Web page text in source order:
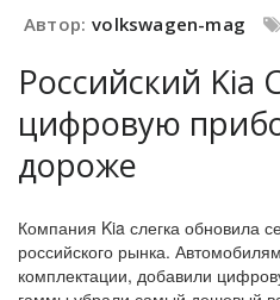
Автор: volkswagen-mag
Российский Kia
цифровую
дороже
Компания Kia слегка обновила
российского рынка.
комплектации, добавили